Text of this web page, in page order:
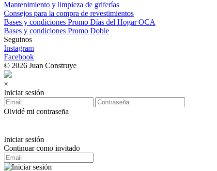
Mantenimiento y limpieza de griferías
Consejos para la compra de revestimientos
Bases y condiciones Promo Días del Hogar OCA
Bases y condiciones Promo Doble
Seguinos
Instagram
Facebook
© 2026 Juan Construye
×
Iniciar sesión
Olvidé mi contraseña
Iniciar sesión
Continuar como invitado